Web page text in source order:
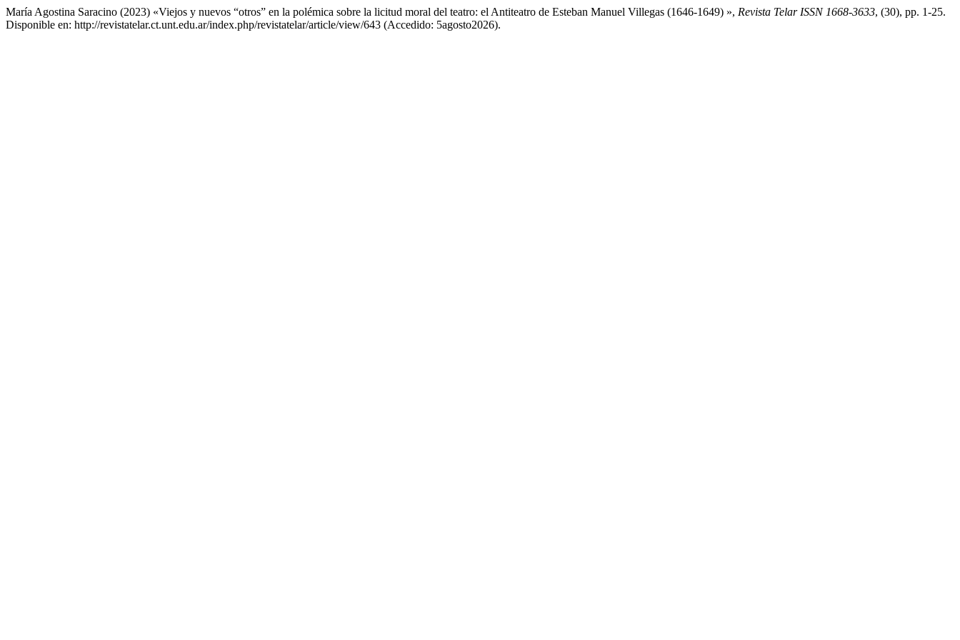
María Agostina Saracino (2023) «Viejos y nuevos “otros” en la polémica sobre la licitud moral del teatro: el Antiteatro de Esteban Manuel Villegas (1646-1649) », Revista Telar ISSN 1668-3633, (30), pp. 1-25.
Disponible en: http://revistatelar.ct.unt.edu.ar/index.php/revistatelar/article/view/643 (Accedido: 5agosto2026).